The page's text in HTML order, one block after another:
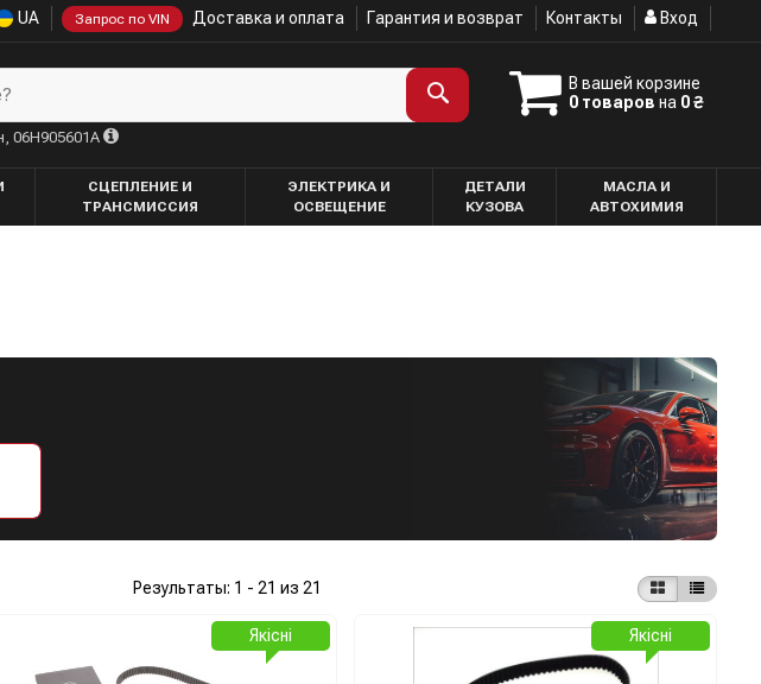
UA Запрос по VIN Доставка и оплата Гарантия и возврат Контакты Вход
В вашей корзине
0 товаров на 0 ₴
06H905601A
СЦЕПЛЕНИЕ И
ТРАНСМИССИЯ
ЭЛЕКТРИКА И
ОСВЕЩЕНИЕ
ДЕТАЛИ
КУЗОВА
МАСЛА И
АВТОХИМИЯ
Результаты: 1 - 21 из 21
Якісні Якісні